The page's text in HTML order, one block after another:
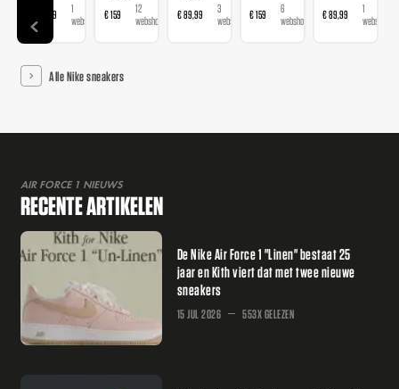
€ 89,99
1
webshop
€ 159
12
webshops
€ 89,99
3
webshops
€ 159
6
webshops
€ 89,99
1
webshop
Alle Nike sneakers
AIR FORCE 1 NIEUWS
RECENTE ARTIKELEN
De Nike Air Force 1 "Linen" bestaat 25
jaar en Kith viert dat met twee nieuwe
sneakers
15 JUL 2026 553X GELEZEN